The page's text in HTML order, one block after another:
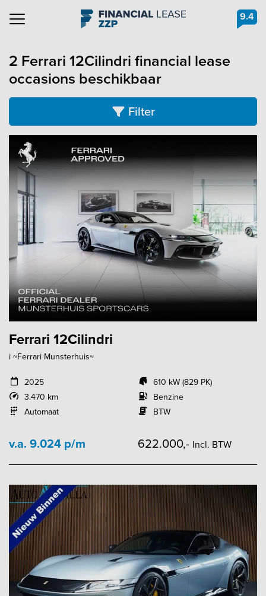
Navigation 9.4
2 Ferrari 12Cilindri financial lease
occasions beschikbaar
Filter
Ferrari 12Cilindri
i ~Ferrari Munsterhuis~
2025
3.470 km
Automaat
610 kW (829 PK)
Benzine
BTW
v.a. 9.024 p/m 622.000,- Incl. BTW